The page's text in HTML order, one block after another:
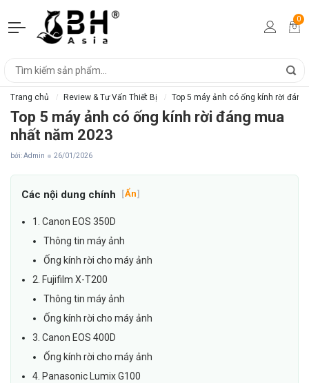
0
Trang chủ Review & Tư Vấn Thiết Bị Top 5 máy ảnh có ống kính rời
Top 5 máy ảnh có ống kính rời đáng mua
nhất năm 2023
bởi: Admin 26/01/2026
Các nội dung chính [Ẩn]
1. Canon EOS 350D
Thông tin máy ảnh
Ống kính rời cho máy ảnh
2. Fujifilm X-T200
Thông tin máy ảnh
Ống kính rời cho máy ảnh
3. Canon EOS 400D
Ống kính rời cho máy ảnh
4. Panasonic Lumix G100